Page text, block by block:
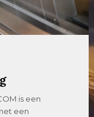
is een
een